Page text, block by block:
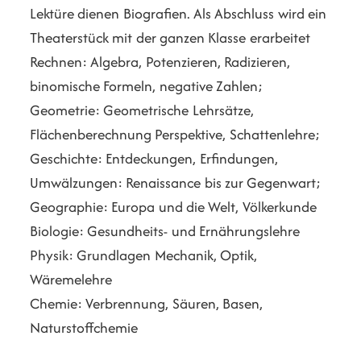
Lektüre dienen Biografien. Als Abschluss wird ein
Theaterstück mit der ganzen Klasse erarbeitet
Rechnen: Algebra, Potenzieren, Radizieren,
binomische Formeln, negative Zahlen;
Geometrie: Geometrische Lehrsätze,
Flächenberechnung Perspektive, Schattenlehre;
Geschichte: Entdeckungen, Erfindungen,
Umwälzungen: Renaissance bis zur Gegenwart;
Geographie: Europa und die Welt, Völkerkunde
Biologie: Gesundheits- und Ernährungslehre
Physik: Grundlagen Mechanik, Optik,
Wäremelehre
Chemie: Verbrennung, Säuren, Basen,
Naturstoffchemie